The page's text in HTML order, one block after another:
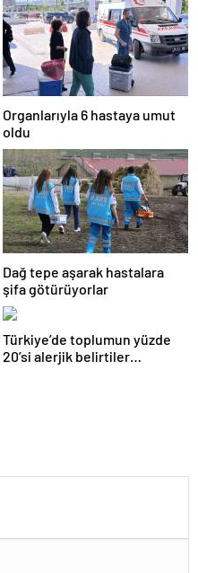
Organlarıyla 6 hastaya umut
oldu
Dağ tepe aşarak hastalara
şifa götürüyorlar
Türkiye’de toplumun yüzde
20’si alerjik belirtiler